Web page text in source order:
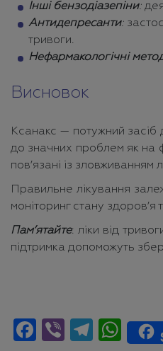
Інші бензодіазепіни:
Антидепресанти:
тривоги.
Нефармакологічні
Висновок
Ксанакс — потужний засіб
до значних проблем як на
пов’язані із зловживанням
Правильне лікування
моніторинг стану
Пам’ятайте: ліки від
підтримка допоможуть
Facebook
Viber